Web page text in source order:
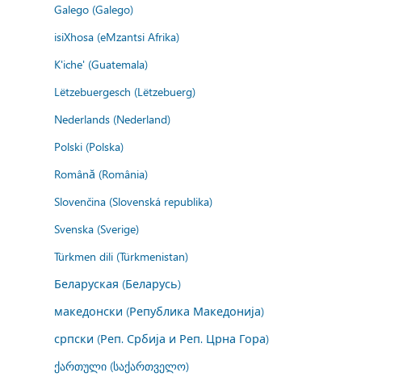
Galego (Galego)
isiXhosa (eMzantsi Afrika)
K'iche' (Guatemala)
Lëtzebuergesch (Lëtzebuerg)
Nederlands (Nederland)
Polski (Polska)
Română (România)
Slovenčina (Slovenská republika)
Svenska (Sverige)
Türkmen dili (Türkmenistan)
Беларуская (Беларусь)
македонски (Република Македонија)
српски (Реп. Србија и Реп. Црна Гора)
ქართული (საქართველო)